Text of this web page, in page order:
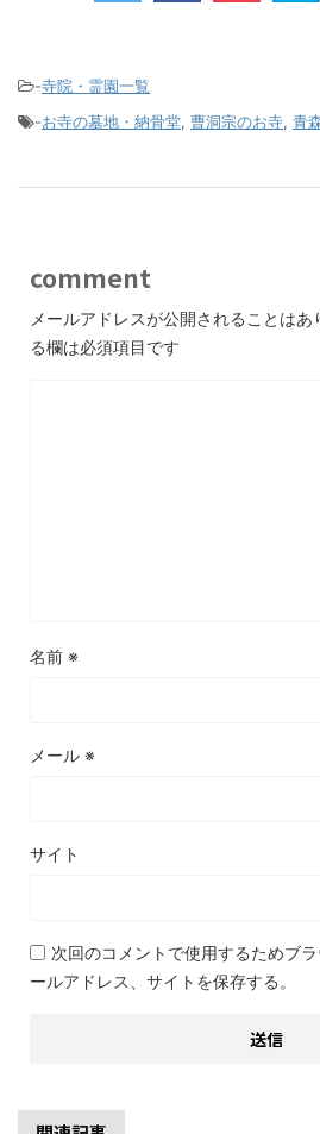
-寺院・霊園一覧
-お寺の墓地・納骨堂, 曹洞宗のお寺, 青
comment
メールアドレスが公開されることはあ
る欄は必須項目です
名前 ※
メール ※
サイト
次回のコメントで使用するためブ
ールアドレス、サイトを保存する。